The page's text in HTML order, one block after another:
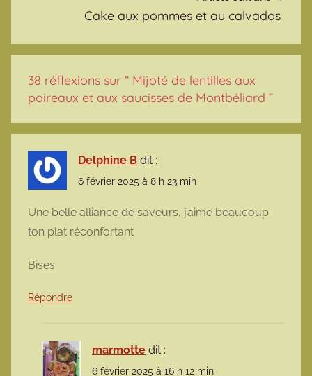
Cake aux pommes et au calvados
38 réflexions sur “ Mijoté de lentilles aux
poireaux et aux saucisses de Montbéliard ”
Delphine B dit :
6 février 2025 à 8 h 23 min
Une belle alliance de saveurs, j’aime beaucoup
ton plat réconfortant
Bises
Répondre
marmotte dit :
6 février 2025 à 16 h 12 min